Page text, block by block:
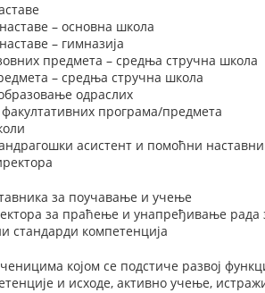
– основна школа
– гимназија
предмета – средња стручна школа
– средња стручна школа
одраслих
програма/предмета
асистент и помоћни
за поучавање и учење
за праћење и унапређивање рада
стандарди компетенција
којом се подстиче развој
и исходе, активно учење,